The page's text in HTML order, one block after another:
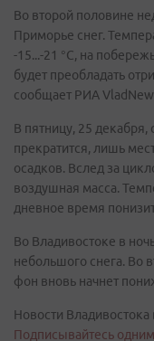
Во второй половине
Приморье снег.
-15...-21 °С, на
будет преобладать
сообщает РИА
В пятницу, 25 декабря,
прекратится, лишь
осадков. Вслед за
воздушная масса.
дневное время
Во Владивостоке в
небольшого снега. Во
фон вновь начнет
Новости Владивостока
Подписывайтесь